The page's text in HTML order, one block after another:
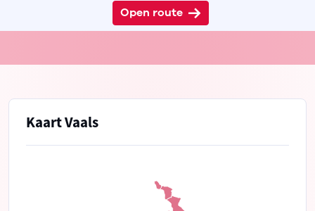
Open route
Kaart Vaals